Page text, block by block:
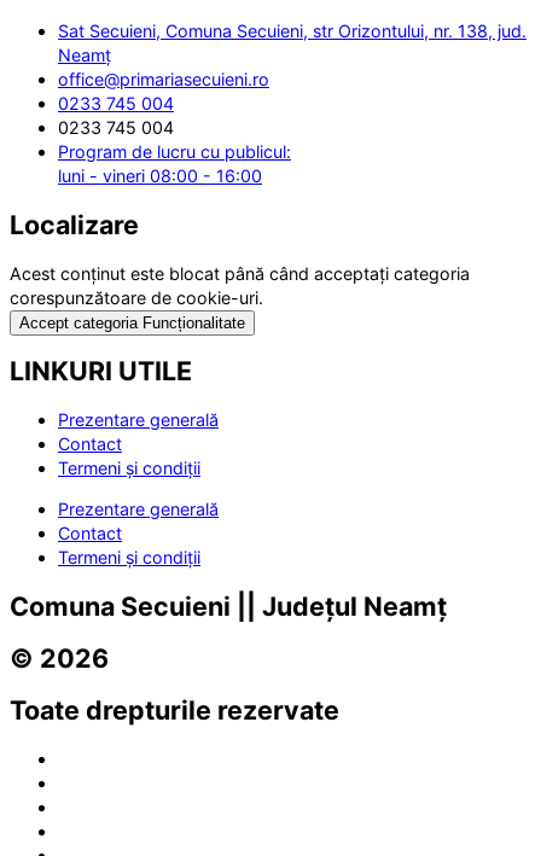
Sat Secuieni, Comuna Secuieni, str Orizontului, nr. 138, jud.
Neamț
office@primariasecuieni.ro
0233 745 004
0233 745 004
Program de lucru cu publicul:
luni - vineri 08:00 - 16:00
Localizare
Acest conținut este blocat până când acceptați categoria
corespunzătoare de cookie-uri.
Accept categoria Funcționalitate
LINKURI UTILE
Prezentare generală
Contact
Termeni și condiții
Prezentare generală
Contact
Termeni și condiții
Comuna Secuieni || Județul Neamț
© 2026
Toate drepturile rezervate